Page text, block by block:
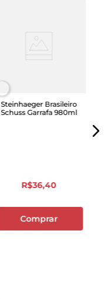
Steinhaeger Brasileiro
Schuss Garrafa 980ml
R$36,40
Comprar